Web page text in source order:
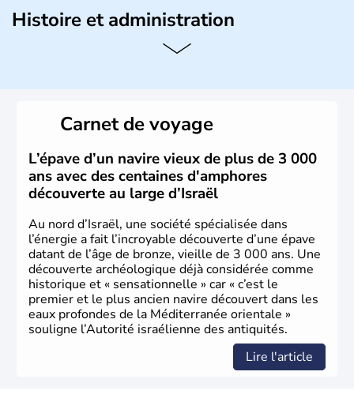
Histoire et administration
L'Israël est un état de la partie est de la Méditerranée,
vrai essor économique dans le domaine des nouvelles
Carnet de voyage
L’épave d’un navire vieux de plus de 3 000
ans avec des centaines d'amphores
découverte au large d’Israël
Au nord d’Israël, une société spécialisée dans
l’énergie a fait l’incroyable découverte d’une épave
datant de l’âge de bronze, vieille de 3 000 ans. Une
découverte archéologique déjà considérée comme
historique et « sensationnelle » car « c’est le
premier et le plus ancien navire découvert dans les
eaux profondes de la Méditerranée orientale »
souligne l’Autorité israélienne des antiquités.
Lire l'article